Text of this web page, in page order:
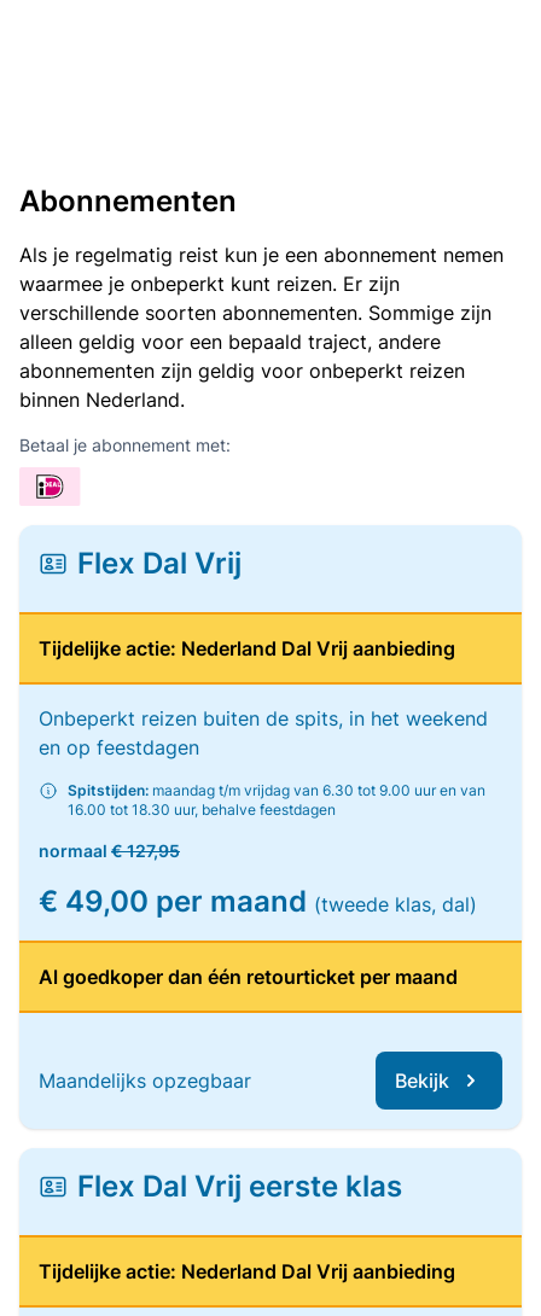
Abonnementen
Als je regelmatig reist kun je een abonnement nemen
waarmee je onbeperkt kunt reizen. Er zijn
verschillende soorten abonnementen. Sommige zijn
alleen geldig voor een bepaald traject, andere
abonnementen zijn geldig voor onbeperkt reizen
binnen Nederland.
Betaal je abonnement met:
Flex Dal Vrij
Tijdelijke actie: Nederland Dal Vrij aanbieding
Onbeperkt reizen buiten de spits, in het weekend
en op feestdagen
Spitstijden: maandag t/m vrijdag van 6.30 tot 9.00 uur en van
16.00 tot 18.30 uur, behalve feestdagen
normaal € 127,95
€ 49,00 per maand (tweede klas, dal)
Al goedkoper dan één retourticket per maand
Maandelijks opzegbaar Bekijk
Flex Dal Vrij eerste klas
Tijdelijke actie: Nederland Dal Vrij aanbieding